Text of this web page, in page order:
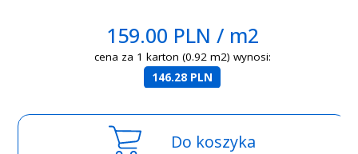
159.00 PLN / m2
cena za 1 karton (0.92 m2) wynosi:
146.28 PLN
Do koszyka